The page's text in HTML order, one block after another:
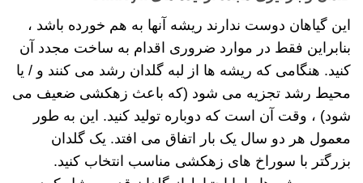
این گیاهان دوست ندارند ریشه آنها به هم خورده باشد ،
بنابراین فقط در موارد ضروری اقدام به ساخت مجدد آن
کنید. هنگامی که ریشه ها از لبه گلدان رشد می کنند و / یا
محیط رشد تجزیه می شود (که باعث زهکشی ضعیف می
شود) ، وقت آن است که دوباره تولید کنید. این به طور
معمول هر دو سال یک بار اتفاق می افتد. یک گلدان
بزرگتر با سوراخ های زهکشی مناسب انتخاب کنید.